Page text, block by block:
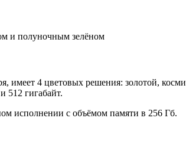
и полуночным зелёном
имеет 4 цветовых решения: золотой,
512 гигабайт.
исполнении с объёмом памяти в 256 Гб.